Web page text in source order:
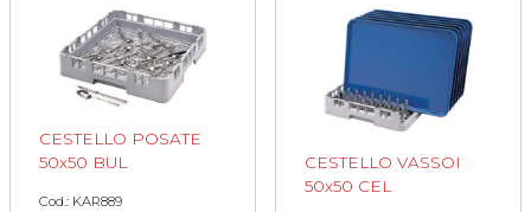
CESTELLO POSATE
50x50 BUL
Cod.: KAR889
CESTELLO VASSOI
50x50 CEL